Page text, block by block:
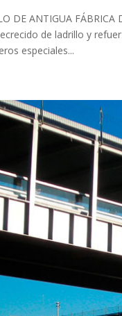
DE ANTIGUA
de ladrillo y
especiales...